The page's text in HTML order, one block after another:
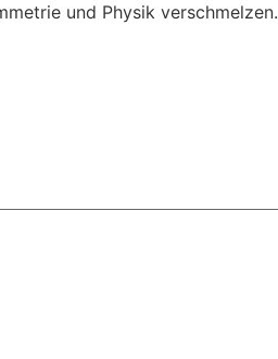
und Physik verschmelzen.